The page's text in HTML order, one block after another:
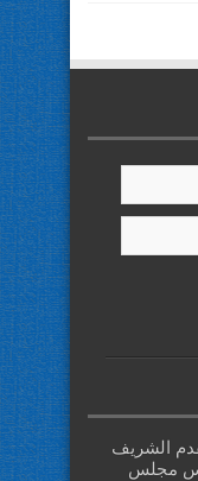
الشريف
مجلس